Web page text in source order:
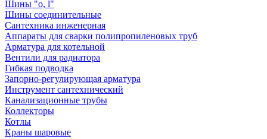
Шины "o, l"
Шины соединительные
Сантехника инженерная
Аппараты для сварки полипропиленовых труб
Арматура для котельной
Вентили для радиатора
Гибкая подводка
Запорно-регулирующая арматура
Инструмент сантехнический
Канализационные трубы
Коллекторы
Котлы
Краны шаровые